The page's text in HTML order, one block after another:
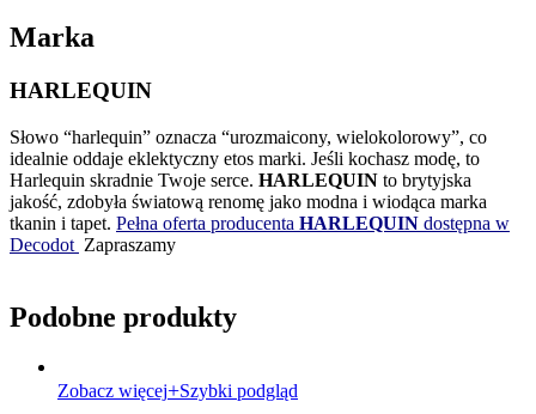
Marka
HARLEQUIN
Słowo “harlequin” oznacza “urozmaicony, wielokolorowy”, co
idealnie oddaje eklektyczny etos marki. Jeśli kochasz modę, to
Harlequin skradnie Twoje serce. HARLEQUIN to brytyjska
jakość, zdobyła światową renomę jako modna i wiodąca marka
tkanin i tapet. Pełna oferta producenta HARLEQUIN dostępna w
Decodot Zapraszamy
Podobne produkty
Zobacz więcej Szybki podgląd